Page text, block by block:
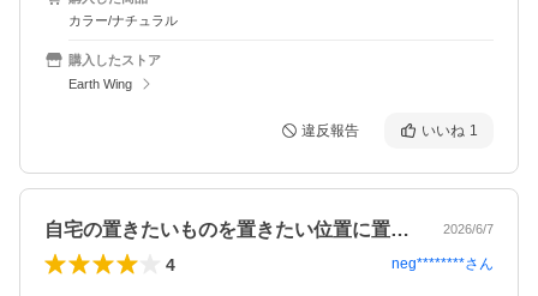
カラー/ナチュラル
購入したストア
Earth Wing
違反報告 いいね 1
自宅の置きたいものを置きたい位置に置け… 2026/6/7
4 neg********さん